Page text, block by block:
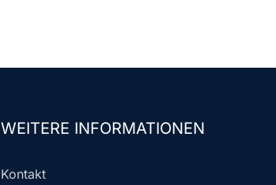
WEITERE INFORMATIONEN
Kontakt